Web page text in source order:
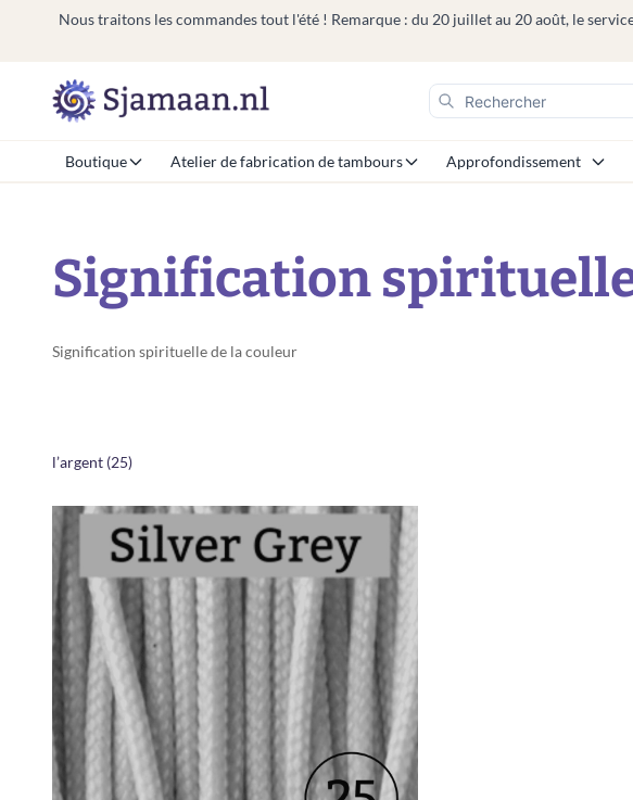
Nous traitons les commandes tout l'été ! Remarque : du 20 juillet au 20 août, le
Boutique Atelier de fabrication de tambours Approfondissement
Signification spirituelle
Signification spirituelle de la couleur
l’argent (25)